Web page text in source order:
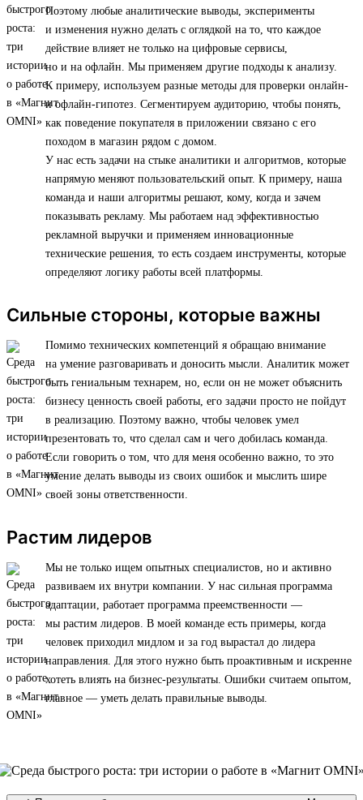
Поэтому любые аналитические выводы, эксперименты
и изменения нужно делать с оглядкой на то, что каждое
действие влияет не только на цифровые сервисы,
но и на офлайн. Мы применяем другие подходы к анализу.
К примеру, используем разные методы для проверки онлайн-
и офлайн-гипотез. Сегментируем аудиторию, чтобы понять,
как поведение покупателя в приложении связано с его
походом в магазин рядом с домом.
У нас есть задачи на стыке аналитики и алгоритмов, которые
напрямую меняют пользовательский опыт. К примеру, наша
команда и наши алгоритмы решают, кому, когда и зачем
показывать рекламу. Мы работаем над эффективностью
рекламной выручки и применяем инновационные
технические решения, то есть создаем инструменты, которые
определяют логику работы всей платформы.
Сильные стороны, которые важны
Помимо технических компетенций я обращаю внимание
на умение разговаривать и доносить мысли. Аналитик может
быть гениальным технарем, но, если он не может объяснить
бизнесу ценность своей работы, его задачи просто не пойдут
в реализацию. Поэтому важно, чтобы человек умел
презентовать то, что сделал сам и чего добилась команда.
Если говорить о том, что для меня особенно важно, то это
умение делать выводы из своих ошибок и мыслить шире
своей зоны ответственности.
Растим лидеров
Мы не только ищем опытных специалистов, но и активно
развиваем их внутри компании. У нас сильная программа
адаптации, работает программа преемственности —
мы растим лидеров. В моей команде есть примеры, когда
человек приходил мидлом и за год вырастал до лидера
направления. Для этого нужно быть проактивным и искренне
хотеть влиять на бизнес-результаты. Ошибки считаем опытом,
главное — уметь делать правильные выводы.